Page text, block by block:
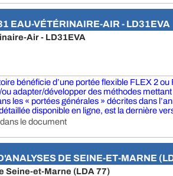
EAU-VÉTÉRINAIRE-AIR - LD31EVA
Air - LD31EVA
bénéficie d’une portée flexible FLEX 2
ou adapter/développer des méthodes
les « portées générales » décrites dans
disponible en ligne, est la dernière
le document
DE SEINE-ET-MARNE
Seine-et-Marne (LDA 77)